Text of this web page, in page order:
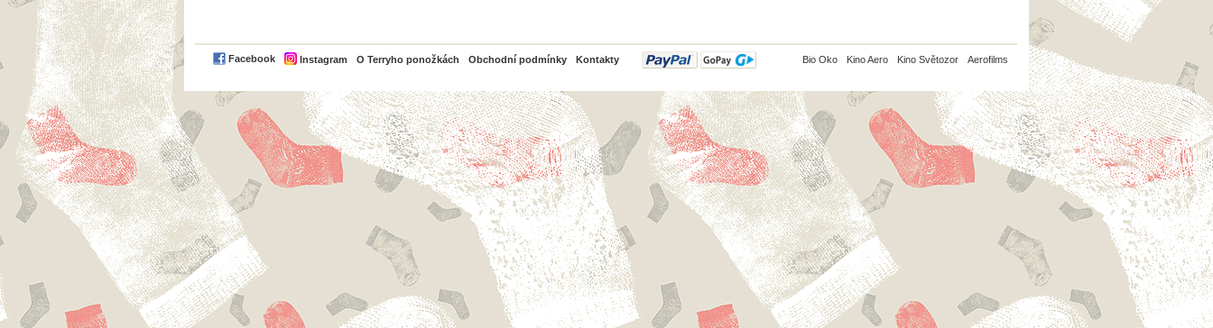
Facebook Instagram O Terryho ponožkách Obchodní podmínky Kontakty
PayPal Bio Oko Kino Aero Kino Světozor Aerofilms